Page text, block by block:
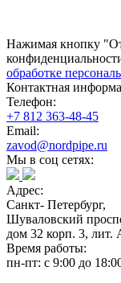
Нажимая кнопку
обработке
Контактная
Телефон:
+7 812 363-48-45
Email:
zavod@nordpipe.ru
Мы в соц сетях:
Адрес:
Санкт- Петербург,
Шуваловский
дом 32 корп. 3, лит.
Время работы:
пн-пт: с 9:00 до